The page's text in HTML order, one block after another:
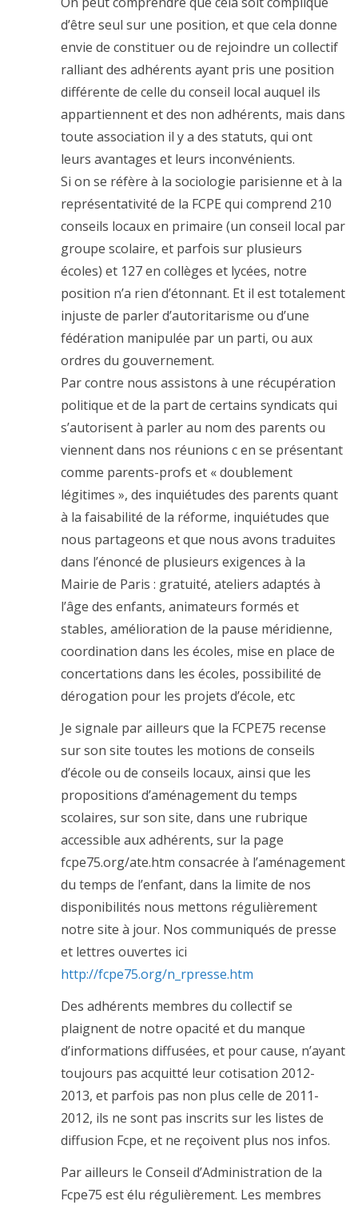
d’être seul sur une position, et que cela donne
envie de constituer ou de rejoindre un collectif
ralliant des adhérents ayant pris une position
différente de celle du conseil local auquel ils
appartiennent et des non adhérents, mais dans
toute association il y a des statuts, qui ont
leurs avantages et leurs inconvénients.
Si on se réfère à la sociologie parisienne et à la
représentativité de la FCPE qui comprend 210
conseils locaux en primaire (un conseil local par
groupe scolaire, et parfois sur plusieurs
écoles) et 127 en collèges et lycées, notre
position n’a rien d’étonnant. Et il est totalement
injuste de parler d’autoritarisme ou d’une
fédération manipulée par un parti, ou aux
ordres du gouvernement.
Par contre nous assistons à une récupération
politique et de la part de certains syndicats qui
s’autorisent à parler au nom des parents ou
viennent dans nos réunions c en se présentant
comme parents-profs et « doublement
légitimes », des inquiétudes des parents quant
à la faisabilité de la réforme, inquiétudes que
nous partageons et que nous avons traduites
dans l’énoncé de plusieurs exigences à la
Mairie de Paris : gratuité, ateliers adaptés à
l’âge des enfants, animateurs formés et
stables, amélioration de la pause méridienne,
coordination dans les écoles, mise en place de
concertations dans les écoles, possibilité de
dérogation pour les projets d’école, etc
Je signale par ailleurs que la FCPE75 recense
sur son site toutes les motions de conseils
d’école ou de conseils locaux, ainsi que les
propositions d’aménagement du temps
scolaires, sur son site, dans une rubrique
accessible aux adhérents, sur la page
fcpe75.org/ate.htm consacrée à l’aménagement
du temps de l’enfant, dans la limite de nos
disponibilités nous mettons régulièrement
notre site à jour. Nos communiqués de presse
et lettres ouvertes ici
http://fcpe75.org/n_rpresse.htm
Des adhérents membres du collectif se
plaignent de notre opacité et du manque
d’informations diffusées, et pour cause, n’ayant
toujours pas acquitté leur cotisation 2012-
2013, et parfois pas non plus celle de 2011-
2012, ils ne sont pas inscrits sur les listes de
diffusion Fcpe, et ne reçoivent plus nos infos.
Par ailleurs le Conseil d’Administration de la
Fcpe75 est élu régulièrement. Les membres